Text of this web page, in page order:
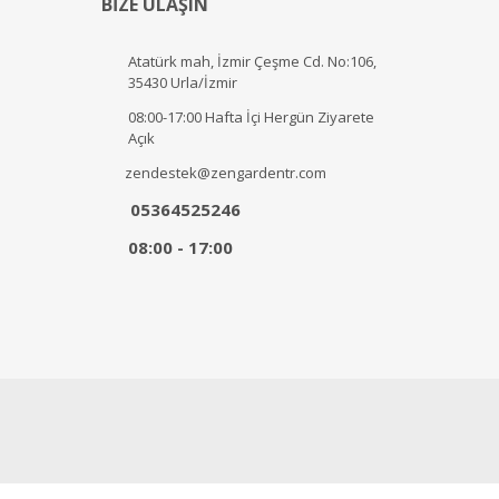
Atatürk mah, İzmir Çeşme Cd. No:106,
35430 Urla/İzmir
08:00-17:00 Hafta İçi Hergün Ziyarete
Açık
zendestek@zengardentr.com
05364525246
08:00 - 17:00